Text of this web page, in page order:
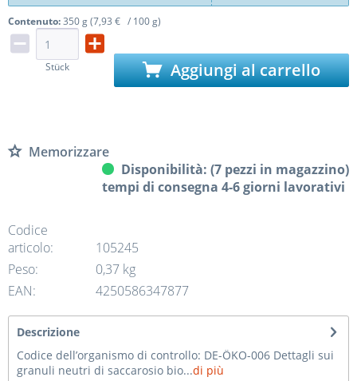
Contenuto:350 g (7,93 € / 100 g)
Stück Aggiungi al carrello
Memorizzare
Disponibilità: (7 pezzi in magazzino)
tempi di consegna 4-6 giorni lavorativi
Codice
articolo:
105245
Peso:
0,37 kg
EAN:
4250586347877
Descrizione
Codice dell’organismo di controllo: DE-ÖKO-006 Dettagli sui
granuli neutri di saccarosio bio...di più